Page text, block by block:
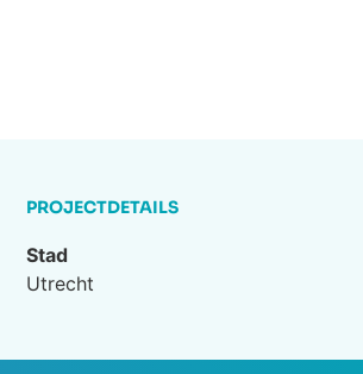
PROJECTDETAILS
Stad
Utrecht